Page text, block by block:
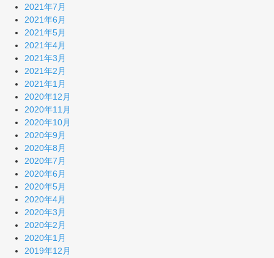
2021年7月
2021年6月
2021年5月
2021年4月
2021年3月
2021年2月
2021年1月
2020年12月
2020年11月
2020年10月
2020年9月
2020年8月
2020年7月
2020年6月
2020年5月
2020年4月
2020年3月
2020年2月
2020年1月
2019年12月